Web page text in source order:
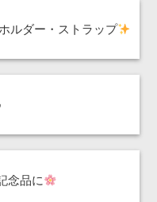
ルダー・ストラップ
念品に